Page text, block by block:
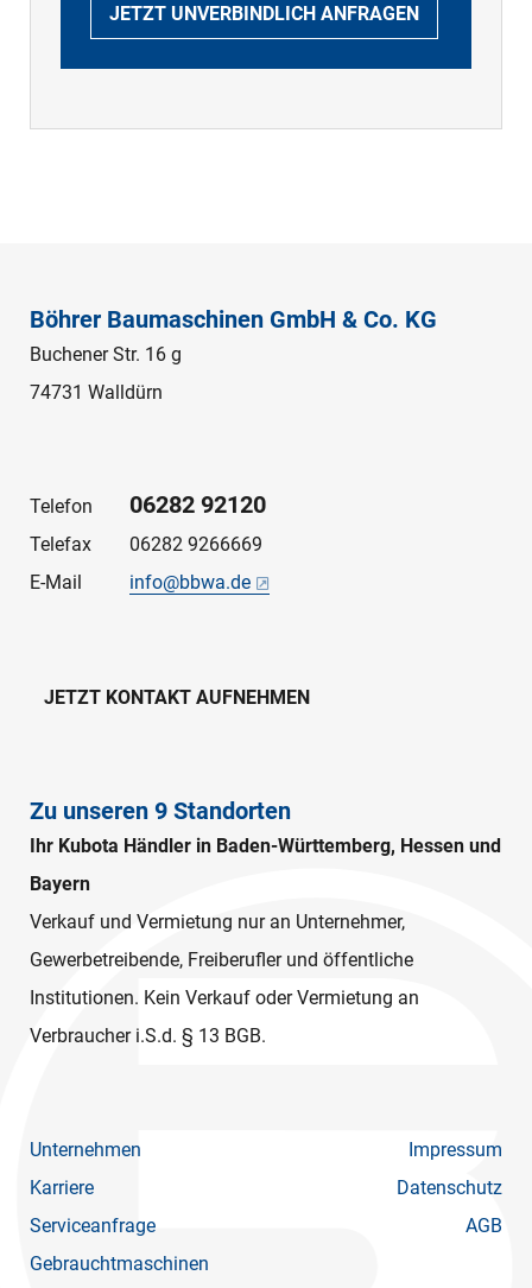
JETZT UNVERBINDLICH ANFRAGEN
Böhrer Baumaschinen GmbH & Co. KG
Buchener Str. 16 g
74731 Walldürn
Telefon 06282 92120
Telefax
06282 9266669
E-Mail
info@bbwa.de
JETZT KONTAKT AUFNEHMEN
Zu unseren 9 Standorten
Ihr Kubota Händler in Baden-Württemberg, Hessen und
Bayern
Verkauf und Vermietung nur an Unternehmer,
Gewerbetreibende, Freiberufler und öffentliche
Institutionen. Kein Verkauf oder Vermietung an
Verbraucher i.S.d. § 13 BGB.
Unternehmen
Karriere
Serviceanfrage
Gebrauchtmaschinen
Impressum
Datenschutz
AGB